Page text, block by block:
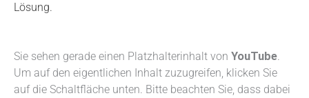
Lösung.
Sie sehen gerade einen Platzhalterinhalt von YouTube
Um auf den eigentlichen Inhalt zuzugreifen, klicken Sie
auf die Schaltfläche unten. Bitte beachten Sie, dass dabei